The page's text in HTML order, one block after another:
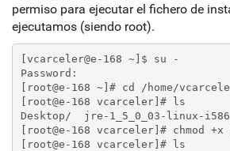
permiso para ejecutar el fichero de
ejecutamos (siendo root).
[vcarceler@e-168 ~]$ su -
Password:
[root@e-168 ~]# cd /home/
[root@e-168 vcarceler]# ls
Desktop/  jre-1_5_0_03-linux-
[root@e-168 vcarceler]# chmod
[root@e-168 vcarceler]# ls